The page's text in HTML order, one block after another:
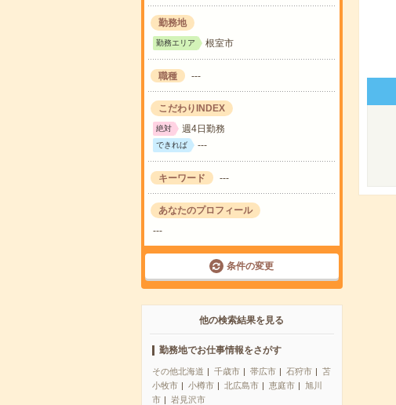
勤務地
勤務エリア 根室市
職種 ---
こだわりINDEX
絶対 週4日勤務
できれば ---
キーワード ---
あなたのプロフィール
---
条件の変更
他の検索結果を見る
勤務地でお仕事情報をさがす
その他北海道 千歳市 帯広市 石狩市
苫
小牧市
小樽市 北広島市 恵庭市
旭川
市
岩見沢市